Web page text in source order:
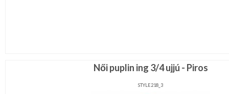
Női puplin ing 3/4 ujjú - Piros
STYLE218_3